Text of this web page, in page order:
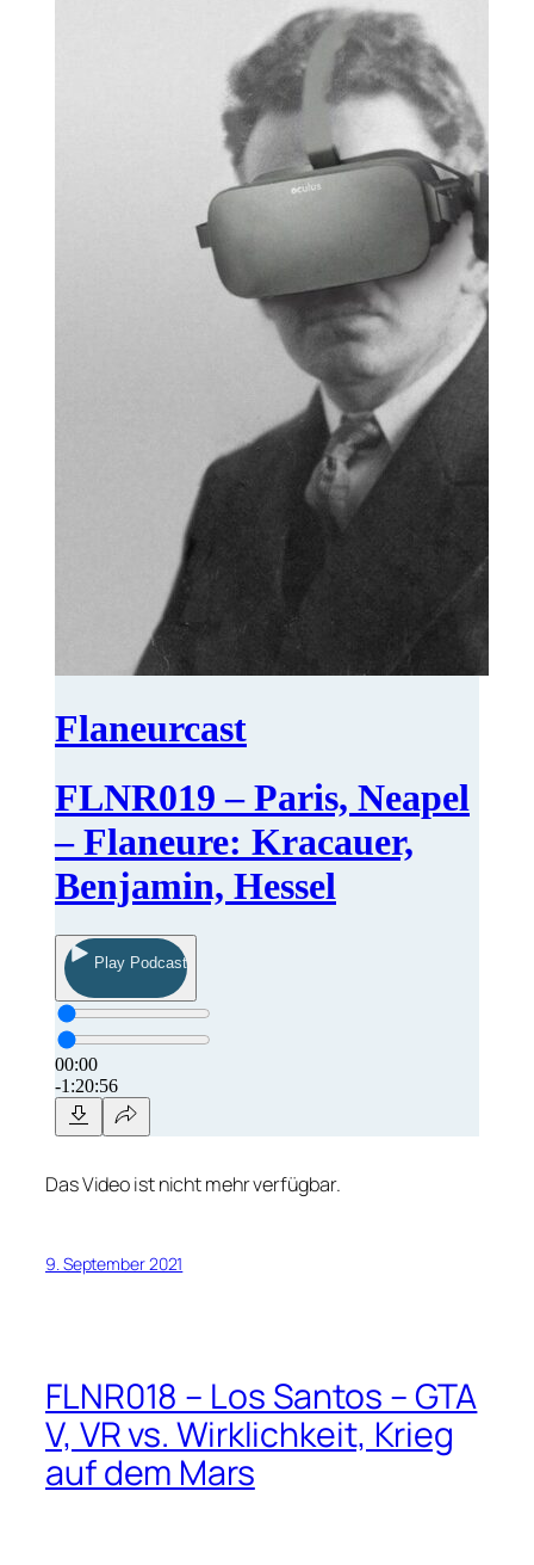
Das Video ist nicht mehr verfügbar.
9. September 2021
FLNR018 – Los Santos – GTA
V, VR vs. Wirklichkeit, Krieg
auf dem Mars